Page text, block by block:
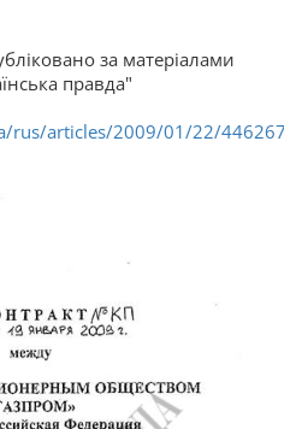
за матеріалами
правда"
rus/articles/2009/01/22/